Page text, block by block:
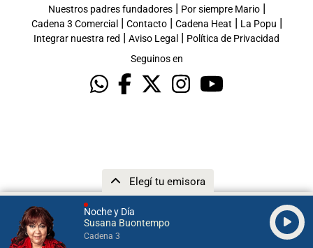
Noche y Día
Susana Buontempo
Cadena 3
Elegí tu emisora
Nuestros padres fundadores| Por siempre Mario|
Cadena 3 Comercial | Contacto| Cadena Heat | La Popu |
Integrar nuestra red | Aviso Legal | Política de Privacidad
Seguinos en